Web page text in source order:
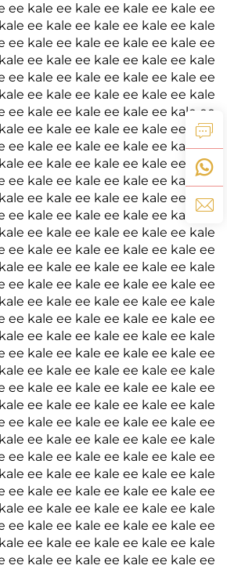
ee kale ee kale ee kale ee kale ee
ee kale ee kale ee kale ee kale
ee kale ee kale ee kale ee kale ee
ee kale ee kale ee kale ee kale
ee kale ee kale ee kale ee kale ee
ee kale ee kale ee kale ee kale
ee kale ee kale ee kale ee kale ee
ee kale ee kale ee kale ee kale
ee kale ee kale ee kale ee kale ee
ee kale ee kale ee kale ee kale
ee kale ee kale ee kale ee kale ee
ee kale ee kale ee kale ee kale
ee kale ee kale ee kale ee kale ee
ee kale ee kale ee kale ee kale
ee kale ee kale ee kale ee kale ee
ee kale ee kale ee kale ee kale
ee kale ee kale ee kale ee kale ee
ee kale ee kale ee kale ee kale
ee kale ee kale ee kale ee kale ee
ee kale ee kale ee kale ee kale
ee kale ee kale ee kale ee kale ee
ee kale ee kale ee kale ee kale
ee kale ee kale ee kale ee kale ee
ee kale ee kale ee kale ee kale
ee kale ee kale ee kale ee kale ee
ee kale ee kale ee kale ee kale
ee kale ee kale ee kale ee kale ee
ee kale ee kale ee kale ee kale
ee kale ee kale ee kale ee kale ee
ee kale ee kale ee kale ee kale
ee kale ee kale ee kale ee kale ee
ee kale ee kale ee kale ee kale
ee kale ee kale ee kale ee kale ee